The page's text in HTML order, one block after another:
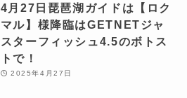
4月27日琵琶湖ガイドは【ロク
マル】様降臨はGETNETジャ
スターフィッシュ4.5のボトス
トで！
2025年4月27日